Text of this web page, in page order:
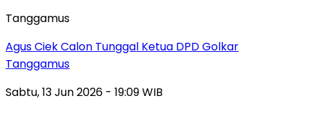
Tanggamus
Agus Ciek Calon Tunggal Ketua DPD Golkar
Tanggamus
Sabtu, 13 Jun 2026 - 19:09 WIB